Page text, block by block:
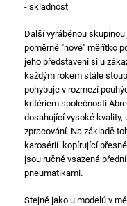
- skladnost
Další vyráběnou
poměrně "nové" měřítko
jeho představení si u
každým rokem stále
pohybuje v rozmezí
kritériem společnosti
dosahující vysoké kvality,
zpracování. Na základě
karosérií kopírující
jsou ručně vsazená
pneumatikami.
Stejně jako u modelů v